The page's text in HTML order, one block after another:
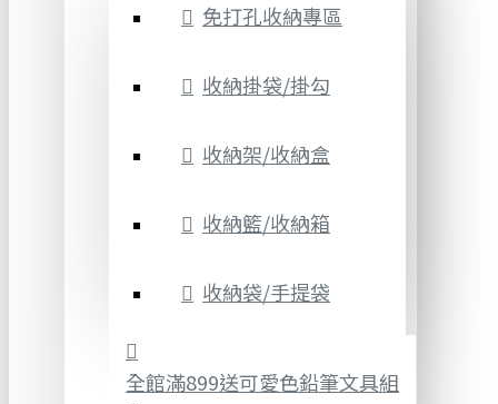
免打孔收納專區
收納掛袋/掛勾
收納架/收納盒
收納籃/收納箱
收納袋/手提袋
全館滿899送可愛色鉛筆文具組